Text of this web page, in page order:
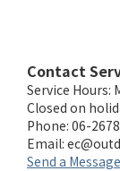
Contact
Service Hours:
Closed on
Phone: 06-
Email:
Send a